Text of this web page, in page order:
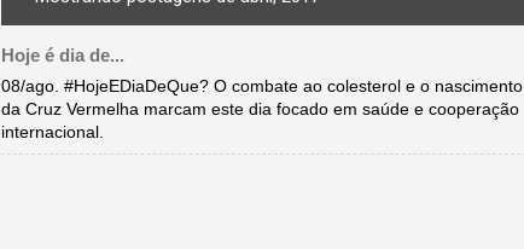
Hoje é dia de...
08/ago. #HojeEDiaDeQue? O combate ao colesterol e o nascimento
da Cruz Vermelha marcam este dia focado em saúde e cooperação
internacional.